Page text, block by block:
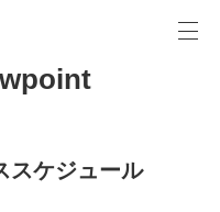
スケジュール